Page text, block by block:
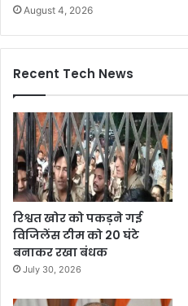
August 4, 2026
Recent Tech News
रिश्वत खोर को पकड़ने गई
विजिलेंस टीम को 20 घंटे
बनाकर रखा बंधक
July 30, 2026